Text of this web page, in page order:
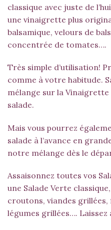
classique avec juste de
une vinaigrette plus
balsamique, velours de
concentrée de tomates….
Très simple d’utilisation!
comme à votre habitude.
mélange sur la
salade.
Mais vous pourrez
salade à l’avance en
notre mélange dès le
Assaisonnez toutes vos
une Salade Verte
croutons, viandes
légumes grillées….